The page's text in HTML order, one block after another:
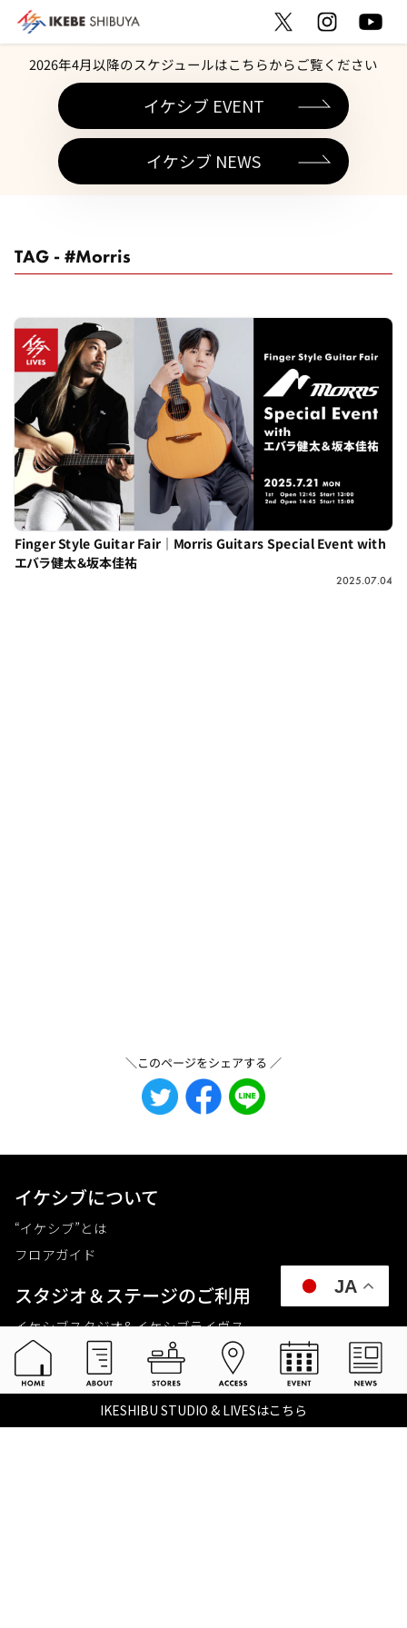
IKESHIBU STUDIO & LIVESはこちら
2026年4月以降のスケジュールはこちらからご覧ください
イケシブ EVENT
イケシブ NEWS
TAG - #Morris
Finger Style Guitar Fair｜Morris Guitars Special Event with
エバラ健太＆坂本佳祐
2025.07.04
＼このページをシェアする ／
イケシブについて
“イケシブ”とは
フロアガイド
スタジオ＆ステージのご利⽤
イケシブスタジオ& イケシブライヴス
お買いものをする
池部楽器店 総合ECサイト
池部楽器店 店舗一覧
JA